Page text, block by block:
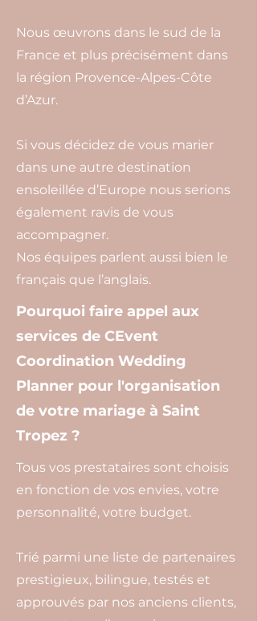
Nous œuvrons dans le sud de la
France et plus précisément dans
la région Provence-Alpes-Côte
d’Azur.
Si vous décidez de vous marier
dans une autre destination
ensoleillée d’Europe nous serions
également ravis de vous
accompagner.
Nos équipes parlent aussi bien le
français que l’anglais.
Pourquoi faire appel aux
services de CEvent
Coordination Wedding
Planner pour l'organisation
de votre mariage à Saint
Tropez ?
Tous vos prestataires sont choisis
en fonction de vos envies, votre
personnalité, votre budget.
Trié parmi une liste de partenaires
prestigieux, bilingue, testés et
approuvés par nos anciens clients,